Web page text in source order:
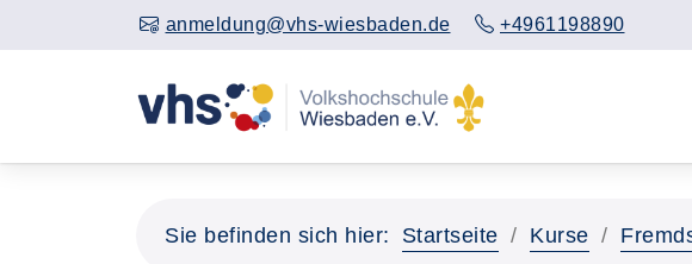
anmeldung@vhs-wiesbaden.de +4961198890
Sie befinden sich hier: Startseite Kurse